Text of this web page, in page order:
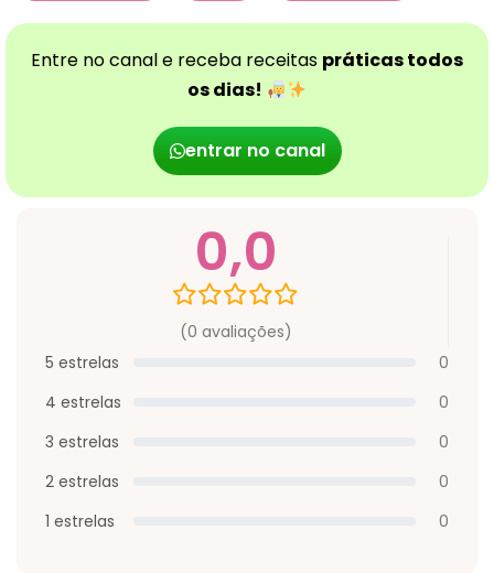
Entre no canal e receba receitas práticas todos
os dias!
entrar no canal
0,0
(0 avaliações)
5 estrelas
0
4 estrelas
0
3 estrelas
0
2 estrelas
0
1 estrelas
0